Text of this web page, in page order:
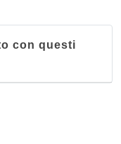
con questi